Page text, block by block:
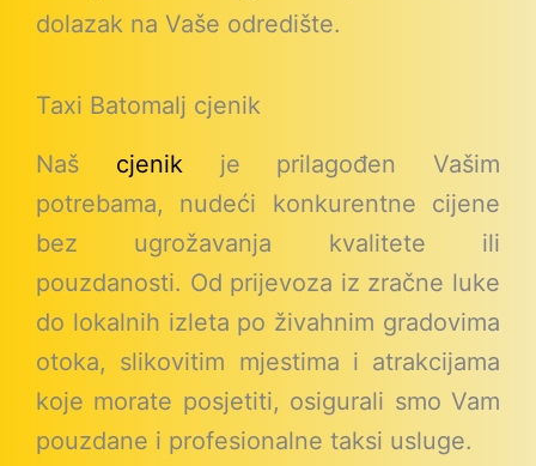
dolazak na Vaše odredište.
Taxi Batomalj cjenik
Naš cjenikje prilagođen Vašim
potrebama, nudeći konkurentne cijene
bez ugrožavanja kvalitete ili
pouzdanosti. Od prijevoza iz zračne luke
do lokalnih izleta po živahnim gradovima
otoka, slikovitim mjestima i atrakcijama
koje morate posjetiti, osigurali smo Vam
pouzdane i profesionalne taksi usluge.